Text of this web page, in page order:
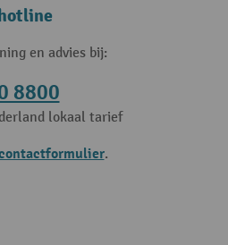
en advies bij:
8800
lokaal tarief
.